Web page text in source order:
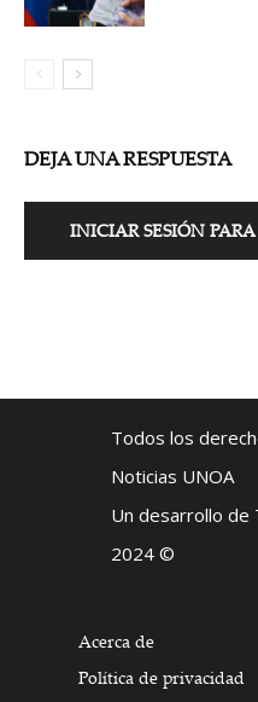
DEJA UNA RESPUESTA
INICIAR SESIÓN
Todos los
Noticias UNOA
Un desarrollo de
2024 ©
Acerca de
Política de privacidad